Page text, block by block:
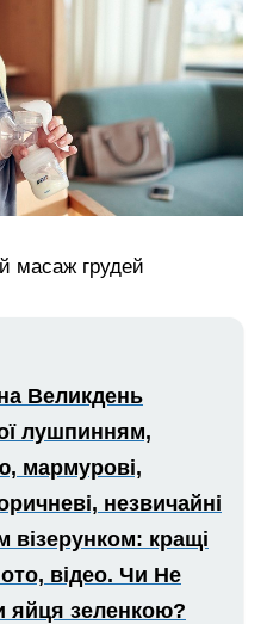
масаж грудей
Великдень
лушпинням,
мармурові,
незвичайні
візерунком: кращі
відео. Чи Не
яйця зеленкою?